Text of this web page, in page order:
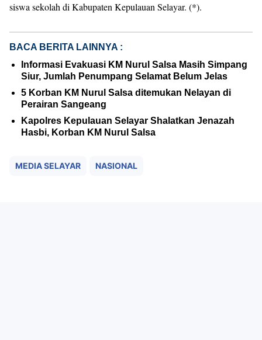
siswa sekolah di Kabupaten Kepulauan Selayar. (*).
BACA BERITA LAINNYA :
Informasi Evakuasi KM Nurul Salsa Masih Simpang
Siur, Jumlah Penumpang Selamat Belum Jelas
5 Korban KM Nurul Salsa ditemukan Nelayan di
Perairan Sangeang
Kapolres Kepulauan Selayar Shalatkan Jenazah
Hasbi, Korban KM Nurul Salsa
MEDIA SELAYAR NASIONAL